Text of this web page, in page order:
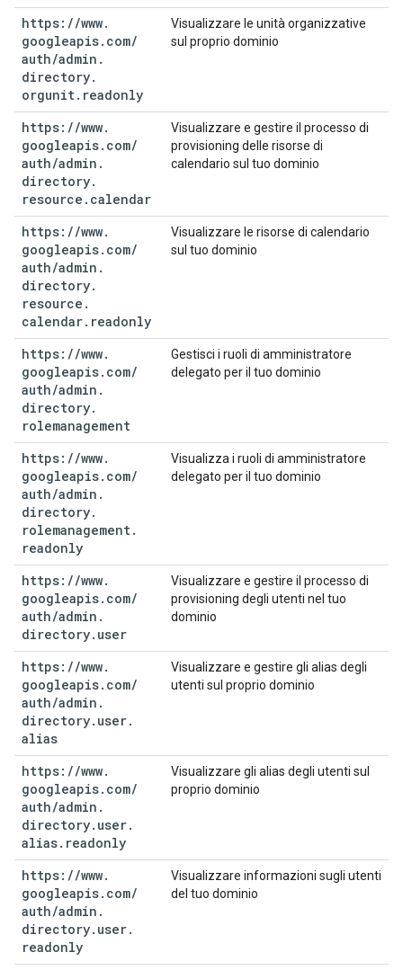
https: //www.
googleapis. com/
auth/admin .
directory.
orgunit. readonly
Visualizzare le unità organizzative
sul proprio dominio
https: //www.
googleapis. com/
auth/admin .
directory.
resource . calendar
Visualizzare e gestire il processo di
provisioning delle risorse di
calendario sul tuo dominio
https: //www.
googleapis. com/
auth/admin .
directory.
resource .
calendar. readonly
Visualizzare le risorse di calendario
sul tuo dominio
https: //www.
googleapis. com/
auth/admin .
directory.
rolemanagement
Gestisci i ruoli di amministratore
delegato per il tuo dominio
https: //www.
googleapis. com/
auth/admin .
directory.
rolemanagement.
readonly
Visualizza i ruoli di amministratore
delegato per il tuo dominio
https: //www.
googleapis. com/
auth/admin .
directory. user
Visualizzare e gestire il processo di
provisioning degli utenti nel tuo
dominio
https: //www.
googleapis. com/
auth/admin .
directory. user.
alias
Visualizzare e gestire gli alias degli
utenti sul proprio dominio
https: //www.
googleapis. com/
auth/admin .
directory. user.
alias. readonly
Visualizzare gli alias degli utenti sul
proprio dominio
https: //www.
googleapis. com/
auth/admin .
directory. user.
readonly
Visualizzare informazioni sugli utenti
del tuo dominio